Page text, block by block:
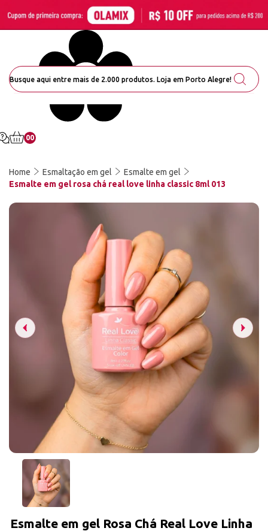
00
Home Esmaltação em gel
Esmalte em gel
Esmalte em gel rosa chá real love linha classic 8ml 013
Esmalte em gel Rosa Chá Real Love Linha